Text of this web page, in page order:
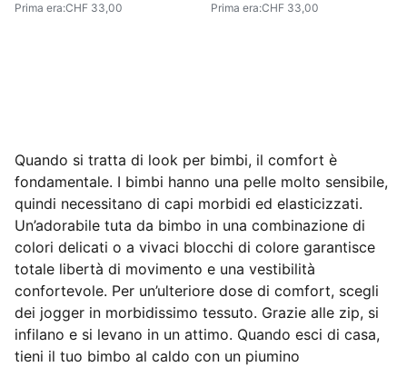
Prima era:CHF 33,00 Prima era:CHF 33,00
Quando si tratta di look per bimbi, il comfort è
fondamentale. I bimbi hanno una pelle molto sensibile,
quindi necessitano di capi morbidi ed elasticizzati.
Un’adorabile tuta da bimbo in una combinazione di
colori delicati o a vivaci blocchi di colore garantisce
totale libertà di movimento e una vestibilità
confortevole. Per un’ulteriore dose di comfort, scegli
dei jogger in morbidissimo tessuto. Grazie alle zip, si
infilano e si levano in un attimo. Quando esci di casa,
tieni il tuo bimbo al caldo con un piumino